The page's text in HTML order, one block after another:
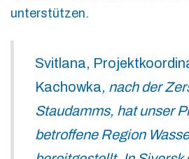
unterstützen.
Svitlana,
Kachowka, nach der
Staudamms, hat unser
betroffene Region